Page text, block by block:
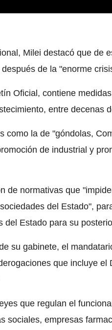
Milei destacó que de
de la "enorme
Oficial, contiene
entre decenas
como la de "góndolas,
de industrial y
de normativas que
del Estado",
Estado para su
su gabinete, el
que incluye el
que regulan el
sociales, empresas